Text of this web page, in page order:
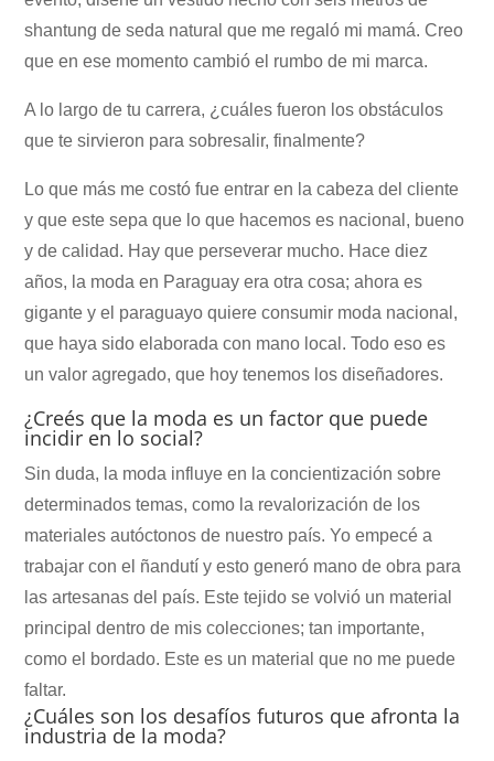
shantung de seda natural que me regaló mi mamá. Creo
que en ese momento cambió el rumbo de mi marca.
A lo largo de tu carrera, ¿cuáles fueron los obstáculos
que te sirvieron para sobresalir, finalmente?
Lo que más me costó fue entrar en la cabeza del cliente
y que este sepa que lo que hacemos es nacional, bueno
y de calidad. Hay que perseverar mucho. Hace diez
años, la moda en Paraguay era otra cosa; ahora es
gigante y el paraguayo quiere consumir moda nacional,
que haya sido elaborada con mano local. Todo eso es
un valor agregado, que hoy tenemos los diseñadores.
¿Creés que la moda es un factor que puede
incidir en lo social?
Sin duda, la moda influye en la concientización sobre
determinados temas, como la revalorización de los
materiales autóctonos de nuestro país. Yo empecé a
trabajar con el ñandutí y esto generó mano de obra para
las artesanas del país. Este tejido se volvió un material
principal dentro de mis colecciones; tan importante,
como el bordado. Este es un material que no me puede
faltar.
¿Cuáles son los desafíos futuros que afronta la
industria de la moda?